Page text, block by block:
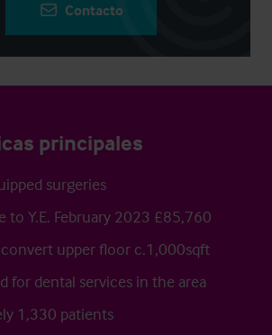
Contacto
principales
surgeries
to Y.E. February 2023 £85,760
upper floor c.1,000sqft
for dental services in the area
1,330 patients